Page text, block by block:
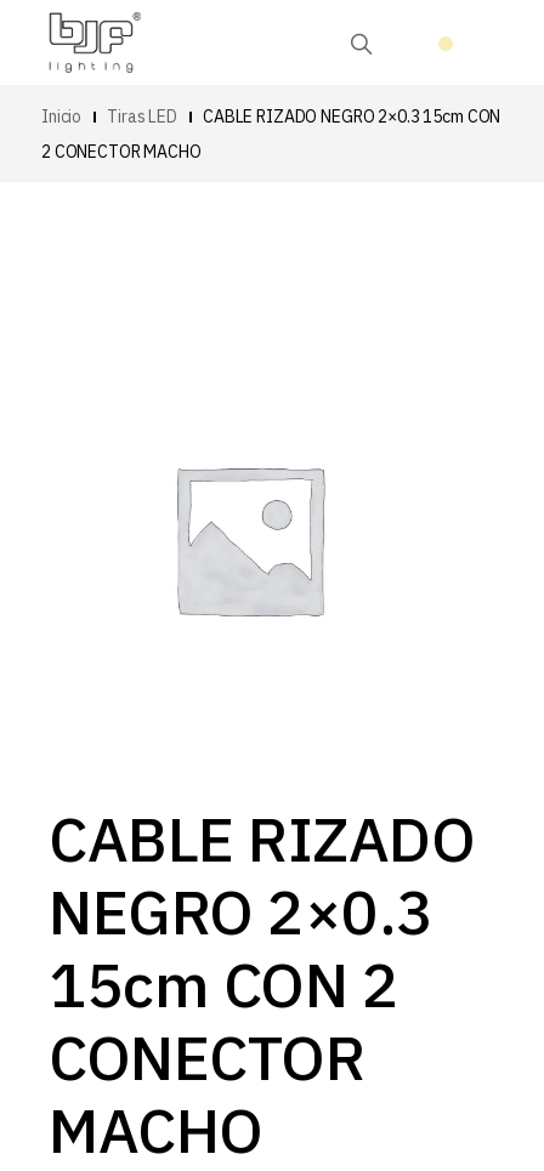
Inicio Tiras LED
CABLE RIZADO NEGRO 2×0.3 15cm CON
2 CONECTOR MACHO
CABLE RIZADO
NEGRO 2×0.3
15cm CON 2
CONECTOR
MACHO